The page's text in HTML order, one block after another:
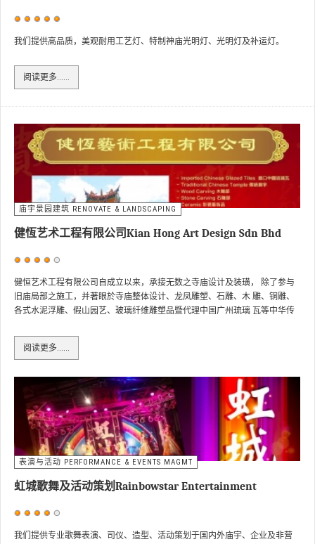
用
户
价：5/5
我们提供高品质，美观耐用工艺灯、特制神庙光明灯、光明灯及补运灯。
阅读更多……
庙宇景园建筑 RENOVATE & LANDSCAPING
健恆艺术工程有限公司Kian Hong Art Design Sdn Bhd
用
户
评
价：4/5
健恒艺术工程有限公司自成立以来，承接无数之寺庙设计及装璜， 除了参与
旧庙局部之施工，并著眼於寺庙整体设计、龙凤雕塑、石雕、木 雕、铜雕、
各式水泥浮雕、假山园艺、玻璃纤维雕塑品暨代理中国广州琉璃 瓦等中华传
及浪费成本的开支，全程包办寺庙的一切装璜，皆获得庙宇理事会的肯定与
赞赏。
阅读更多……
表演与活动 PERFORMANCE & EVENTS MAGMT
虹城歌舞及活动策划Rainbowstar Entertainment
用
户
我们提供专业歌舞表演、司仪、造型、活动策划于国内外庙宇、企业及非营